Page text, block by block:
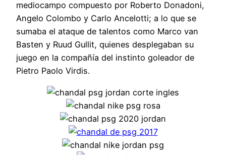
mediocampo compuesto por Roberto Donadoni,
Angelo Colombo y Carlo Ancelotti; a lo que se
sumaba el ataque de talentos como Marco van
Basten y Ruud Gullit, quienes desplegaban su
juego en la compañía del instinto goleador de
Pietro Paolo Virdis.